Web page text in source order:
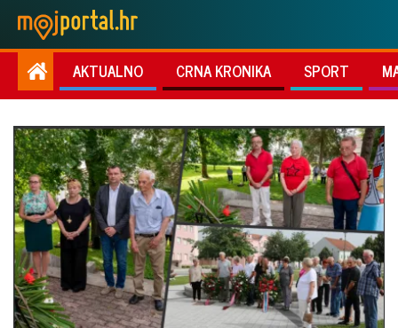
AKTUALNO CRNA KRONIKA SPORT